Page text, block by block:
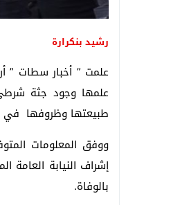
رشيد بنكرارة
علمها وجود جثة
طبيعتها وظروفها في
ووفق المعلومات
بالوفاة.